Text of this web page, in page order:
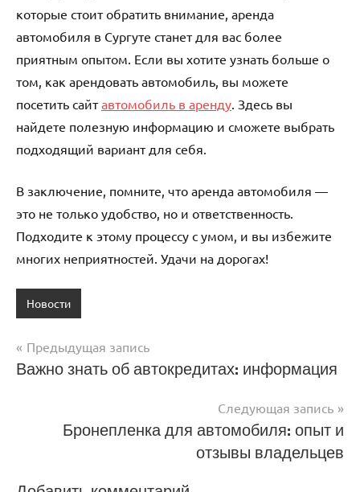
которые стоит обратить внимание, аренда
автомобиля в Сургуте станет для вас более
приятным опытом. Если вы хотите узнать больше о
том, как арендовать автомобиль, вы можете
посетить сайтавтомобиль в аренду . Здесь вы
найдете полезную информацию и сможете выбрать
подходящий вариант для себя.
В заключение, помните, что аренда автомобиля —
это не только удобство, но и ответственность.
Подходите к этому процессу с умом, и вы избежите
многих неприятностей. Удачи на дорогах!
Новости
Навигация
записям
Предыдущая запись
Важно знать об автокредитах: информация
Следующая запись
Бронепленка для автомобиля: опыт и
отзывы владельцев